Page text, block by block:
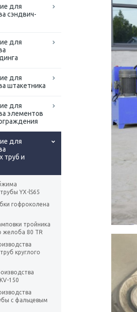
для
сэндвич-
для
для
штакетника
для
элементов
для
труб и
YX-lS65
гофроколена
тройника
желоба 80 TR
круглого
150
с фальцевым